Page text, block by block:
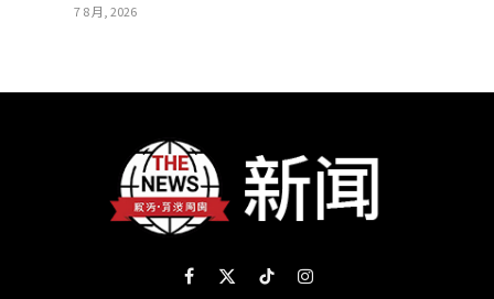
7 8 月, 2026
Facebook
X
TikTokInstagram